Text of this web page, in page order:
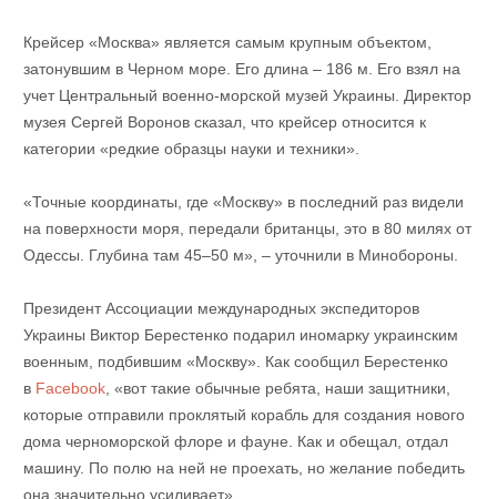
Крейсер «Москва» является самым крупным объектом,
затонувшим в Черном море. Его длина – 186 м. Его взял на
учет Центральный военно-морской музей Украины. Директор
музея Сергей Воронов сказал, что крейсер относится к
категории «редкие образцы науки и техники».
«Точные координаты, где «Москву» в последний раз видели
на поверхности моря, передали британцы, это в 80 милях от
Одессы. Глубина там 45–50 м», – уточнили в Минобороны.
Президент Ассоциации международных экспедиторов
Украины Виктор Берестенко подарил иномарку украинским
военным, подбившим «Москву». Как сообщил Берестенко
в Facebook, «вот такие обычные ребята, наши защитники,
которые отправили проклятый корабль для создания нового
дома черноморской флоре и фауне. Как и обещал, отдал
машину. По полю на ней не проехать, но желание победить
она значительно усиливает».